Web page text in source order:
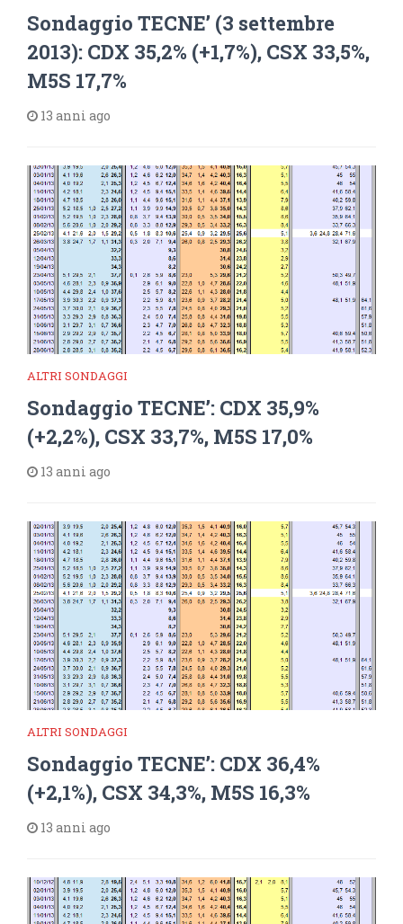
Sondaggio TECNE’ (3 settembre
2013): CDX 35,2% (+1,7%), CSX 33,5%,
M5S 17,7%
13 anni ago
ALTRI SONDAGGI
Sondaggio TECNE’: CDX 35,9%
(+2,2%), CSX 33,7%, M5S 17,0%
13 anni ago
ALTRI SONDAGGI
Sondaggio TECNE’: CDX 36,4%
(+2,1%), CSX 34,3%, M5S 16,3%
13 anni ago